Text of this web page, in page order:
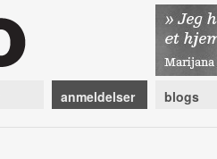
anmeldelser blogs